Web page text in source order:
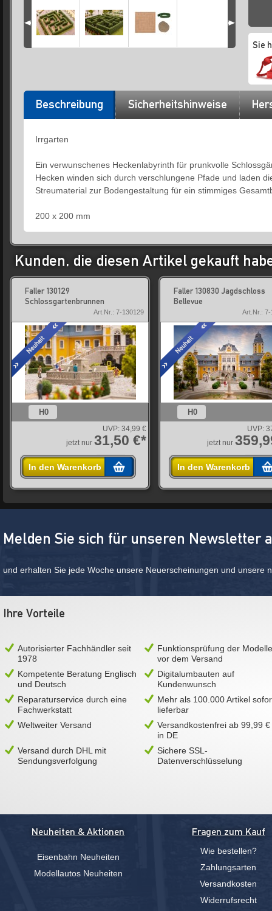
Sie
Beschreibung Sicherheitshinweise
Irrgarten
Ein verwunschenes Heckenlabyrinth für prunkvolle
Hecken winden sich durch verschlungene Pfade und laden
Streumaterial zur Bodengestaltung für ein stimmiges
200 x 200 mm
Kunden, die diesen Artikel gekauft
Faller 130129
Schlossgartenbrunnen
Art.Nr.: 7-130129
H0
UVP: 34,99 €
jetzt nur 31,50 €*
In den Warenkorb
Faller 130830 Jagdschloss
Bellevue
Art.Nr.:
H0
UVP:
jetzt nur
In den Warenkorb
Melden Sie sich für unseren Newsletter
und erhalten Sie jede Woche unsere Neuerscheinungen und unsere
Ihre Vorteile
Autorisierter Fachhändler seit
1978
Funktionsprüfung der Modelle
vor dem Versand
Kompetente Beratung Englisch
und Deutsch
Digitalumbauten auf
Kundenwunsch
Reparaturservice durch eine
Fachwerkstatt
Mehr als 100.000 Artikel
lieferbar
Weltweiter Versand
Versandkostenfrei ab 99,99 €
in DE
Versand durch DHL mit
Sendungsverfolgung
Sichere SSL-
Datenverschlüsselung
Neuheiten & Aktionen
Eisenbahn Neuheiten
Modellautos Neuheiten
Fragen zum Kauf
Wie bestellen?
Zahlungsarten
Versandkosten
Widerrufsrecht